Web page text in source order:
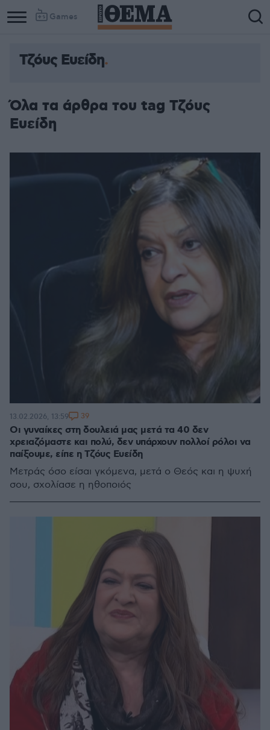
Games
Τζόυς Ευείδη
Όλα τα άρθρα του tag Τζόυς
Ευείδη
Οι γυναίκες στη δουλειά μας μετά τα 40 δεν
χρειαζόμαστε και πολύ, δεν υπάρχουν πολλοί ρόλοι να
παίξουμε, είπε η Τζόυς Ευείδη
Μετράς όσο είσαι γκόμενα, μετά ο Θεός και η ψυχή
σου, σχολίασε η ηθοποιός
13.02.2026, 13:59 39